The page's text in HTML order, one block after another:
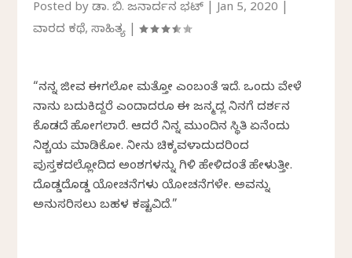
Posted byಡಾ. ಬಿ. ಜನಾರ್ದನ ಭಟ್ |Jan 5, 2020
ವಾರದ ಕಥೆ,ಸಾಹಿತ್ಯ |
“ನನ್ನ ಜೀವ ಈಗಲೋ ಮತ್ತೋ ಎಂಬಂತೆ ಇದೆ. ಒಂದು ವೇಳೆ
ನಾನು ಬದುಕಿದ್ದರೆ ಎಂದಾದರೂ ಈ ಜನ್ಮದಲ್ಲಿ ನಿನಗೆ ದರ್ಶನ
ಕೊಡದೆ ಹೋಗಲಾರೆ. ಆದರೆ ನಿನ್ನ ಮುಂದಿನ ಸ್ಥಿತಿ ಏನೆಂದು
ನಿಶ್ಚಯ ಮಾಡಿಕೋ. ನೀನು ಚಿಕ್ಕವಳಾದುದರಿಂದ
ಪುಸ್ತಕದಲ್ಲೋದಿದ ಅಂಶಗಳನ್ನು ಗಿಳಿ ಹೇಳಿದಂತೆ ಹೇಳುತ್ತೀ.
ದೊಡ್ಡದೊಡ್ಡ ಯೋಚನೆಗಳು ಯೋಚನೆಗಳೇ. ಅವನ್ನು
ಅನುಸರಿಸಲು ಬಹಳ ಕಷ್ಟವಿದೆ.”